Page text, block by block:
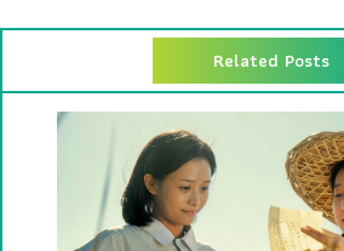
Related Posts